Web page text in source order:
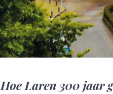
Hoe Laren 300 jaar